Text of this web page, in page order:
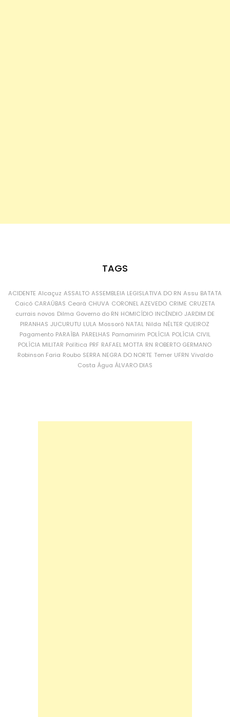
TAGS
ACIDENTE Alcaçuz ASSALTO ASSEMBLEIA LEGISLATIVA DO RN Assu BATATA
Caicó CARAÚBAS Ceará CHUVA CORONEL AZEVEDO CRIME CRUZETA
currais novos Dilma Governo do RN HOMICÍDIO INCÊNDIO JARDIM DE
PIRANHAS JUCURUTU LULA Mossoró NATAL Nilda NÉLTER QUEIROZ
Pagamento PARAÍBA PARELHAS Parnamirim POLÍCIA POLÍCIA CIVIL
POLÍCIA MILITAR Política PRF RAFAEL MOTTA RN ROBERTO GERMANO
Robinson Faria Roubo SERRA NEGRA DO NORTE Temer UFRN Vivaldo
Costa Água ÁLVARO DIAS